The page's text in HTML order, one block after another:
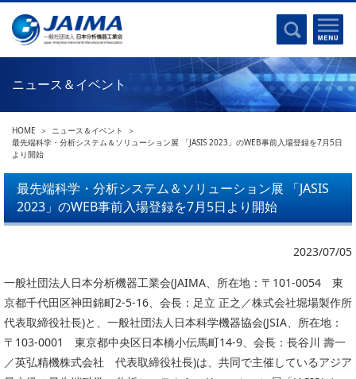
事業計画書
沿革
関連リンク
主な活動
分析機器・科学機器遺産認定
製品含有化学物質規制 UPDATE
統計
刊行物のご案内
委員会活動
はじめに
電磁波(光)
クロマトグラフ
質量分析
電子顕微鏡
熱分析
電気化学
磁気共鳴
機器分析が支える、豊かな暮らしと産業のフロンティア
総論・各種分析法
環境
食品
ニュース＆イベント
HOME
ニュース＆イベント
最先端科学・分析システム＆ソリューション展 「JASIS 2023」のWEB事前入場登録を7月5日
より開始
最先端科学・分析システム＆ソリューション展 「JASIS
2023」のWEB事前入場登録を7月5日より開始
2023/07/05
一般社団法人日本分析機器工業会(JAIMA、所在地：〒101-0054 東
京都千代田区神田錦町2-5-16、会長：足立 正之／株式会社堀場製作所
代表取締役社長)と、一般社団法人日本科学機器協会(JSIA、所在地：
〒103-0001 東京都中央区日本橋小伝馬町14-9、会長：長谷川 壽一
／英弘精機株式会社 代表取締役社長)は、共同で主催しているアジア